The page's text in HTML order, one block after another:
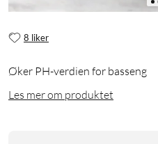
8 liker
Øker PH-verdien for basseng
Les mer om produktet